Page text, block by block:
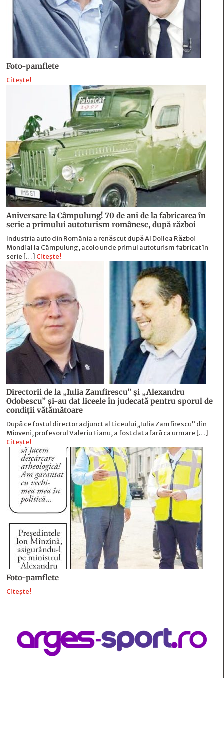
Foto-pamflete
Citește!
Aniversare la Câmpulung! 70 de ani de la fabricarea în
serie a primului autoturism românesc, după război
Industria auto din România a renăscut după Al Doilea Război
Mondial la Câmpulung, acolo unde primul autoturism fabricat în
serie […] Citește!
Directorii de la „Iulia Zamfirescu” și „Alexandru
Odobescu” și-au dat liceele în judecată pentru sporul de
condiții vătămătoare
După ce fostul director adjunct al Liceului „Iulia Zamfirescu” din
Mioveni, profesorul Valeriu Fianu, a fost dat afară ca urmare […]
Citește!
Foto-pamflete
Citește!